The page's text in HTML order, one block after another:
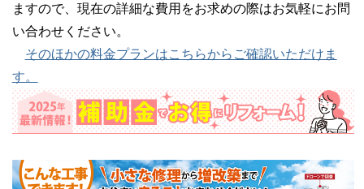
ますので、現在の詳細な費用をお求めの際はお気軽にお問
い合わせください。
そのほかの料金プランはこちらからご確認いただけま
す。